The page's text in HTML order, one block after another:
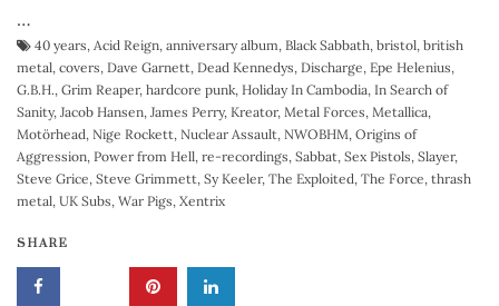
…
40 years, Acid Reign, anniversary album, Black Sabbath, bristol, british
metal, covers, Dave Garnett, Dead Kennedys, Discharge, Epe Helenius,
G.B.H., Grim Reaper, hardcore punk, Holiday In Cambodia, In Search of
Sanity, Jacob Hansen, James Perry, Kreator, Metal Forces, Metallica,
Motörhead, Nige Rockett, Nuclear Assault, NWOBHM, Origins of
Aggression, Power from Hell, re-recordings, Sabbat, Sex Pistols, Slayer,
Steve Grice, Steve Grimmett, Sy Keeler, The Exploited, The Force, thrash
metal, UK Subs, War Pigs, Xentrix
SHARE